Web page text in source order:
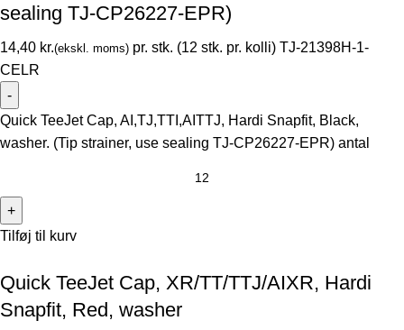
sealing TJ-CP26227-EPR)
kr.
TJ-21398H-1-
CELR
Quick TeeJet Cap, AI,TJ,TTI,AITTJ, Hardi Snapfit, Black,
washer. (Tip strainer, use sealing TJ-CP26227-EPR) antal
Tilføj til kurv
Quick TeeJet Cap, XR/TT/TTJ/AIXR, Hardi
Snapfit, Red, washer